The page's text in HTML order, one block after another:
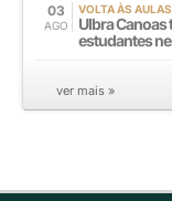
03
AGO
VOLTA ÀS AULAS
Ulbra Canoas
estudantes
ver mais »